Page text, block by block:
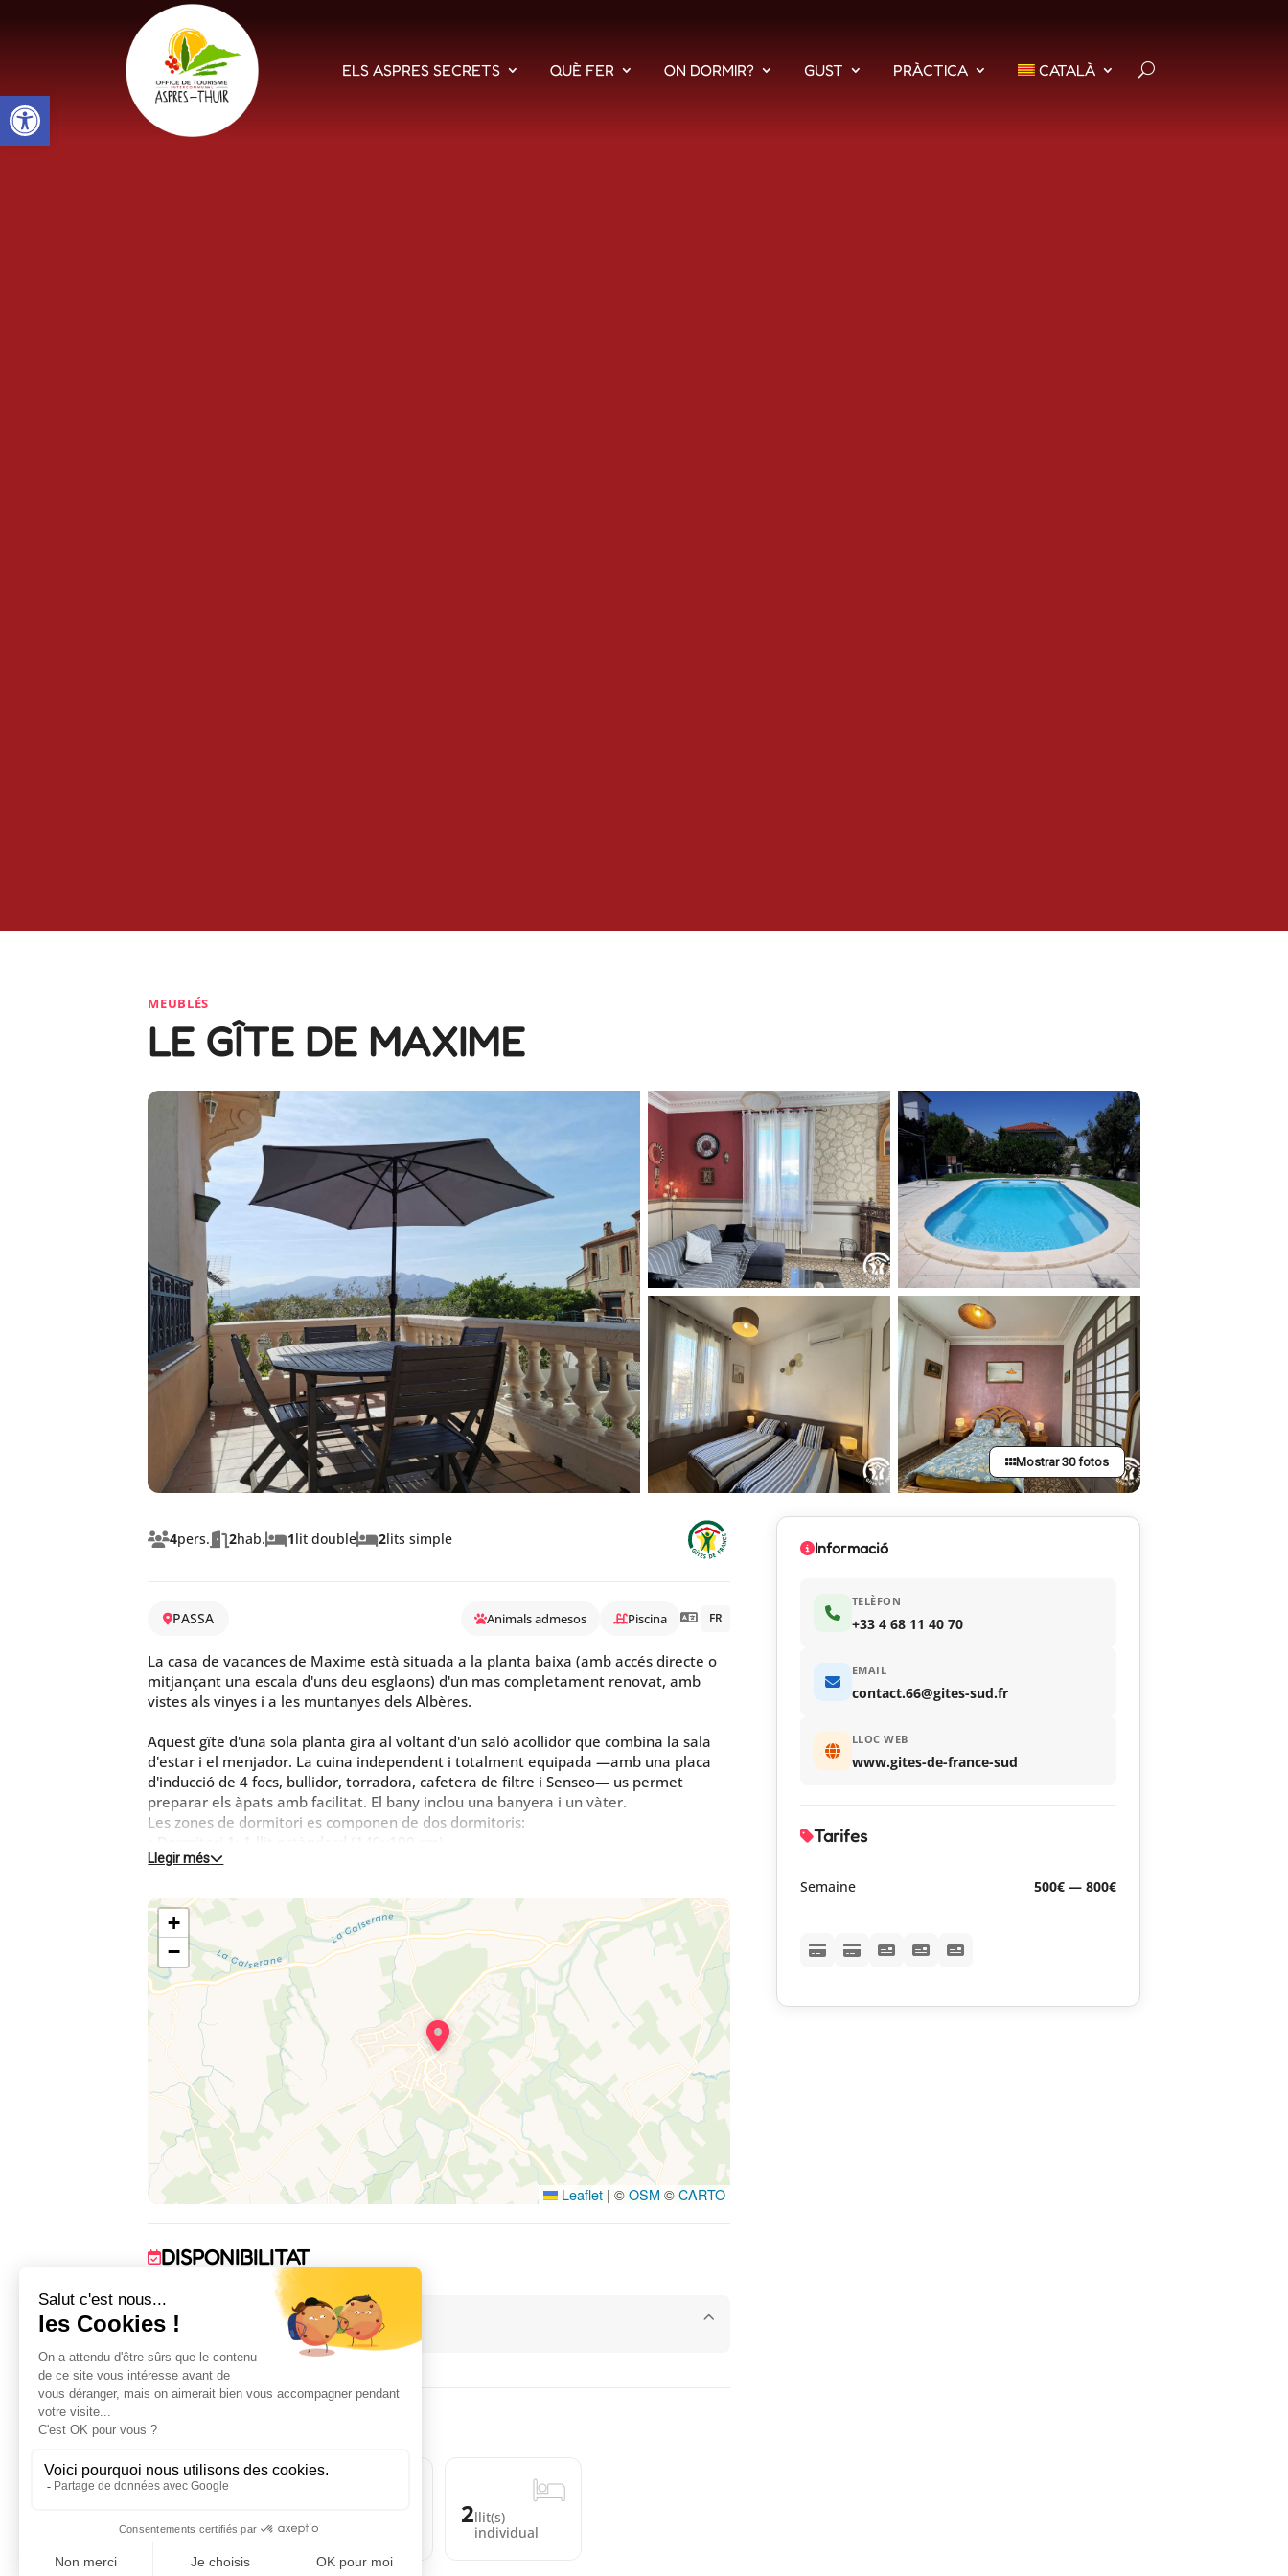
Open toolbar
ELS ASPRES SECRETS QUÈ FER ON DORMIR? GUST PRÀCTICA CATALÀ
MEUBLÉS
LE GÎTE DE MAXIME
Mostrar 30 fotos
4pers. 2hab. 1lit double 2lits simple
PASSA Animals admesos Piscina FR
La casa de vacances de Maxime està situada a la planta baixa (amb accés directe o
mitjançant una escala d'uns deu esglaons) d'un mas completament renovat, amb
vistes als vinyes i a les muntanyes dels Albères.
Aquest gîte d'una sola planta gira al voltant d'un saló acollidor que combina la sala
d'estar i el menjador. La cuina independent i totalment equipada —amb una placa
d'inducció de 4 focs, bullidor, torradora, cafetera de filtre i Senseo— us permet
preparar els àpats amb facilitat. El bany inclou una banyera i un vàter.
Les zones de dormitori es componen de dos dormitoris:
• Dormitori 1: 1 llit estàndard (140x190 cm)
• Dormitori 2: 2 llits estàndard (90x190 cm)
L'accés al jardí és per una escala d'uns deu esglaons que condueix al jardí compartit i
tancat, amb arbres. La piscina de 8x4 m, amb una profunditat que oscil·la entre 1,20
m i 1,80 m, està oberta de maig a mitjans d'octubre, i la cuina d'estiu es comparteix
amb un segon gîte a la primera planta. Aparcament privat.
Llegir més
+
−
Leaflet | ©OSM ©CARTO
DISPONIBILITAT
1 January 2026 → 31 December 2026
2llit(s)
individual
Informació
TELÈFON
+33 4 68 11 40 70
EMAIL
contact.66@gites-sud.fr
LLOC WEB
www.gites-de-france-sud
Tarifes
Semaine 500€ — 800€